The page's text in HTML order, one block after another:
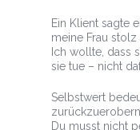
Ein Klient sagte
meine Frau
Ich wollte, dass
sie tue – nicht
Selbstwert
Du musst nicht